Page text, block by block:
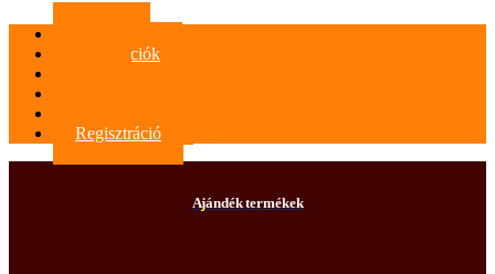
Információk
Regisztráció
Ajándék termékek